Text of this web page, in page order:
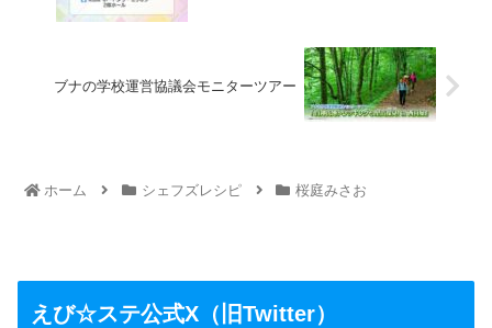
ブナの学校運営協議会モニターツアー
ホーム シェフズレシピ 桜庭みさお
えび☆ステ公式X（旧Twitter）